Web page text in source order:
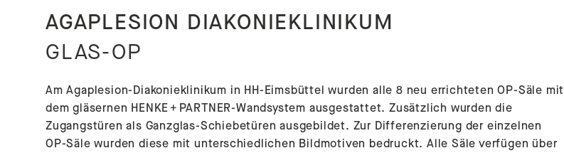
AGAPLESION DIAKONIEKLINIKUM
GLAS-OP
Am Agaplesion-Diakonieklinikum in HH-Eimsbüttel wurden alle 8 neu errichteten OP-Säle mit
dem gläsernen HENKE + PARTNER-Wandsystem ausgestattet. Zusätzlich wurden die
Zugangstüren als Ganzglas-Schiebetüren ausgebildet. Zur Differenzierung der einzelnen
OP-Säle wurden diese mit unterschiedlichen Bildmotiven bedruckt. Alle Säle verfügen über